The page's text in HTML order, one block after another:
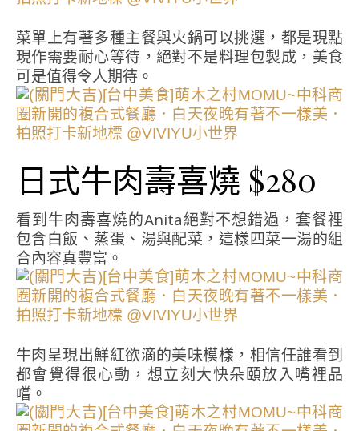
菜單上有著多種主餐與火鍋可以挑選，都是現點
現作需要耐心等待，絕對不是料理包製成，美食
可是值得令人期待。
日式牛肉壽喜燒 $280
看到牛肉壽喜燒的Anita絕對不想錯過，套餐裡
包含白飯、蒸蛋、湯與配菜，這樣四菜一湯的組
合內容真豐富。
牛肉呈現出鮮紅欲滴的美味模樣，相信任誰看到
都會覺得很心動，想立刻大快朵頤放入嘴裡品
嚐。